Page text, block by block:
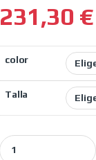
231,30 €
color
Talla
Rainers chaqueta